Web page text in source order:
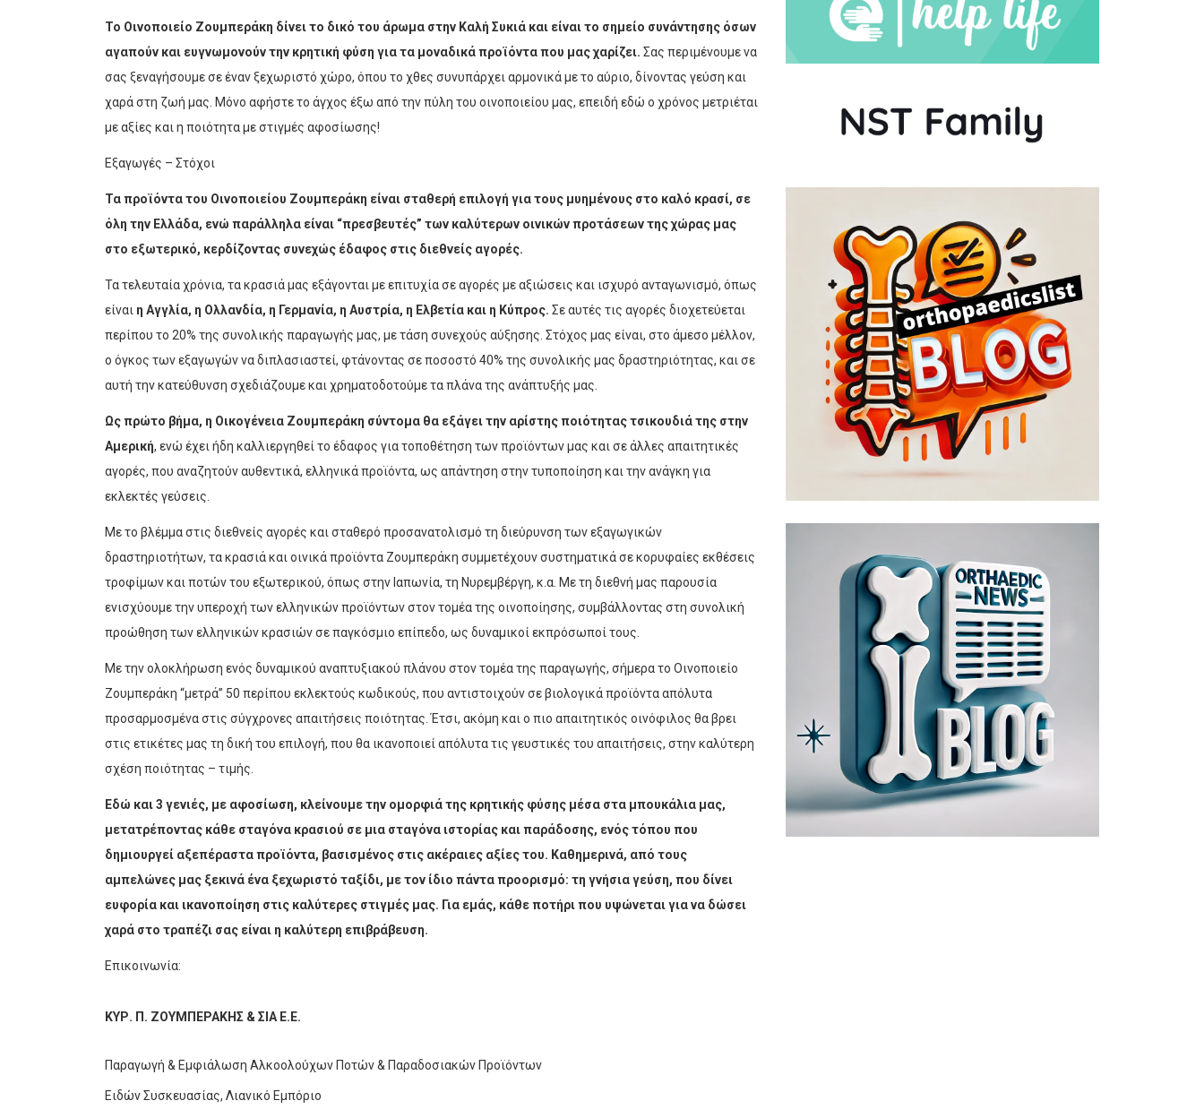
Το Οινοποιείο Ζουμπεράκη δίνει το δικό του άρωμα στην Καλή Συκιά και είναι το σημείο συνάντησης όσων
αγαπούν και ευγνωμονούν την κρητική φύση για τα μοναδικά προϊόντα που μας χαρίζει. Σας περιμένουμε να
σας ξεναγήσουμε σε έναν ξεχωριστό χώρο, όπου το χθες συνυπάρχει αρμονικά με το αύριο, δίνοντας γεύση και
χαρά στη ζωή μας. Μόνο αφήστε το άγχος έξω από την πύλη του οινοποιείου μας, επειδή εδώ ο χρόνος μετριέται
με αξίες και η ποιότητα με στιγμές αφοσίωσης!
Εξαγωγές – Στόχοι
Τα προϊόντα του Οινοποιείου Ζουμπεράκη είναι σταθερή επιλογή για τους μυημένους στο καλό κρασί, σε
όλη την Ελλάδα, ενώ παράλληλα είναι “πρεσβευτές” των καλύτερων οινικών προτάσεων της χώρας μας
στο εξωτερικό, κερδίζοντας συνεχώς έδαφος στις διεθνείς αγορές.
Τα τελευταία χρόνια, τα κρασιά μας εξάγονται με επιτυχία σε αγορές με αξιώσεις και ισχυρό ανταγωνισμό, όπως
είναι η Αγγλία, η Ολλανδία, η Γερμανία, η Αυστρία, η Ελβετία και η Κύπρος. Σε αυτές τις αγορές διοχετεύεται
περίπου το 20% της συνολικής παραγωγής μας, με τάση συνεχούς αύξησης. Στόχος μας είναι, στο άμεσο μέλλον,
ο όγκος των εξαγωγών να διπλασιαστεί, φτάνοντας σε ποσοστό 40% της συνολικής μας δραστηριότητας, και σε
αυτή την κατεύθυνση σχεδιάζουμε και χρηματοδοτούμε τα πλάνα της ανάπτυξής μας.
Ως πρώτο βήμα, η Οικογένεια Ζουμπεράκη σύντομα θα εξάγει την αρίστης ποιότητας τσικουδιά της στην
Αμερική, ενώ έχει ήδη καλλιεργηθεί το έδαφος για τοποθέτηση των προϊόντων μας και σε άλλες απαιτητικές
αγορές, που αναζητούν αυθεντικά, ελληνικά προϊόντα, ως απάντηση στην τυποποίηση και την ανάγκη για
εκλεκτές γεύσεις.
Με το βλέμμα στις διεθνείς αγορές και σταθερό προσανατολισμό τη διεύρυνση των εξαγωγικών
δραστηριοτήτων, τα κρασιά και οινικά προϊόντα Ζουμπεράκη συμμετέχουν συστηματικά σε κορυφαίες εκθέσεις
τροφίμων και ποτών του εξωτερικού, όπως στην Ιαπωνία, τη Νυρεμβέργη, κ.α. Με τη διεθνή μας παρουσία
ενισχύουμε την υπεροχή των ελληνικών προϊόντων στον τομέα της οινοποίησης, συμβάλλοντας στη συνολική
προώθηση των ελληνικών κρασιών σε παγκόσμιο επίπεδο, ως δυναμικοί εκπρόσωποί τους.
Με την ολοκλήρωση ενός δυναμικού αναπτυξιακού πλάνου στον τομέα της παραγωγής, σήμερα το Οινοποιείο
Ζουμπεράκη “μετρά” 50 περίπου εκλεκτούς κωδικούς, που αντιστοιχούν σε βιολογικά προϊόντα απόλυτα
προσαρμοσμένα στις σύγχρονες απαιτήσεις ποιότητας. Έτσι, ακόμη και ο πιο απαιτητικός οινόφιλος θα βρει
στις ετικέτες μας τη δική του επιλογή, που θα ικανοποιεί απόλυτα τις γευστικές του απαιτήσεις, στην καλύτερη
σχέση ποιότητας – τιμής.
Εδώ και 3 γενιές, με αφοσίωση, κλείνουμε την ομορφιά της κρητικής φύσης μέσα στα μπουκάλια μας,
μετατρέποντας κάθε σταγόνα κρασιού σε μια σταγόνα ιστορίας και παράδοσης, ενός τόπου που
δημιουργεί αξεπέραστα προϊόντα, βασισμένος στις ακέραιες αξίες του. Καθημερινά, από τους
αμπελώνες μας ξεκινά ένα ξεχωριστό ταξίδι, με τον ίδιο πάντα προορισμό: τη γνήσια γεύση, που δίνει
ευφορία και ικανοποίηση στις καλύτερες στιγμές μας. Για εμάς, κάθε ποτήρι που υψώνεται για να δώσει
χαρά στο τραπέζι σας είναι η καλύτερη επιβράβευση.
Επικοινωνία:
ΚΥΡ. Π. ΖΟΥΜΠΕΡΑΚΗΣ & ΣΙΑ Ε.Ε.
Παραγωγή & Εμφιάλωση Αλκοολούχων Ποτών & Παραδοσιακών Προϊόντων
Ειδών Συσκευασίας, Λιανικό Εμπόριο